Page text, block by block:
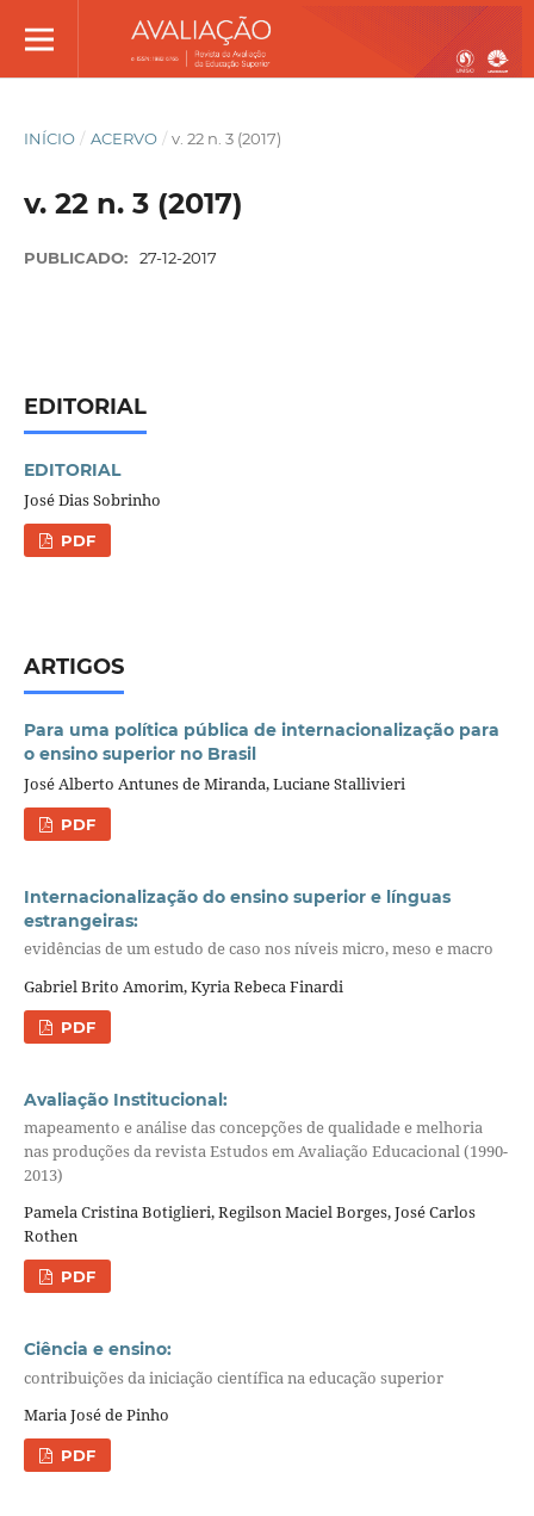
INÍCIO / ACERVO / v. 22 n. 3 (2017)
v. 22 n. 3 (2017)
PUBLICADO: 27-12-2017
EDITORIAL
EDITORIAL
José Dias Sobrinho
PDF
ARTIGOS
Para uma política pública de internacionalização para
o ensino superior no Brasil
José Alberto Antunes de Miranda, Luciane Stallivieri
PDF
Internacionalização do ensino superior e línguas
estrangeiras:
evidências de um estudo de caso nos níveis micro, meso e macro
Gabriel Brito Amorim, Kyria Rebeca Finardi
PDF
Avaliação Institucional:
mapeamento e análise das concepções de qualidade e melhoria
nas produções da revista Estudos em Avaliação Educacional (1990-
2013)
Pamela Cristina Botiglieri, Regilson Maciel Borges, José Carlos
Rothen
PDF
Ciência e ensino:
contribuições da iniciação científica na educação superior
Maria José de Pinho
PDF